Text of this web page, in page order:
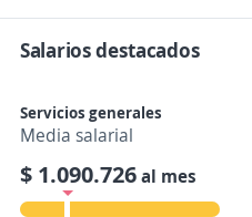
Salarios destacados
Servicios generales
Media salarial
$ 1.090.726al mes